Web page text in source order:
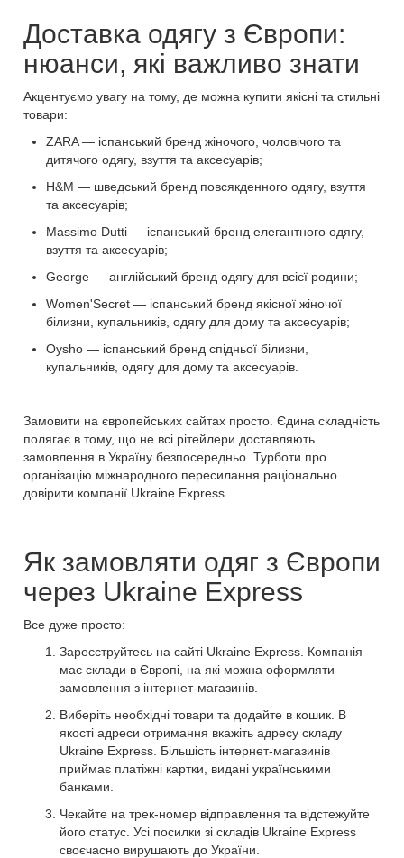
Доставка одягу з Європи:
нюанси, які важливо знати
Акцентуємо увагу на тому, де можна купити якісні та стильні
товари:
ZARA — іспанський бренд жіночого, чоловічого та
дитячого одягу, взуття та аксесуарів;
H&M — шведський бренд повсякденного одягу, взуття
та аксесуарів;
Massimo Dutti — іспанський бренд елегантного одягу,
взуття та аксесуарів;
George — англійський бренд одягу для всієї родини;
Women'Secret — іспанський бренд якісної жіночої
білизни, купальників, одягу для дому та аксесуарів;
Oysho — іспанський бренд спідньої білизни,
купальників, одягу для дому та аксесуарів.
Замовити на європейських сайтах просто. Єдина складність
полягає в тому, що не всі рітейлери доставляють
замовлення в Україну безпосередньо. Турботи про
організацію міжнародного пересилання раціонально
довірити компанії Ukraine Express.
Як замовляти одяг з Європи
через Ukraine Express
Все дуже просто:
Зареєструйтесь на сайті Ukraine Express. Компанія
має склади в Європі, на які можна оформляти
замовлення з інтернет-магазинів.
Виберіть необхідні товари та додайте в кошик. В
якості адреси отримання вкажіть адресу складу
Ukraine Express. Більшість інтернет-магазинів
приймає платіжні картки, видані українськими
банками.
Чекайте на трек-номер відправлення та відстежуйте
його статус. Усі посилки зі складів Ukraine Express
своєчасно вирушають до України.